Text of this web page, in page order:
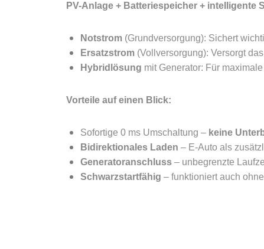
PV-Anlage + Batteriespeicher + intelligente
Notstrom (Grundversorgung): Sichert
Ersatzstrom (Vollversorgung): Versorgt
Hybridlösung mit Generator: Für
Vorteile auf einen Blick:
Sofortige 0 ms Umschaltung – keine
Bidirektionales Laden – E-Auto als
Generatoranschluss – unbegrenzte
Schwarzstartfähig – funktioniert auch